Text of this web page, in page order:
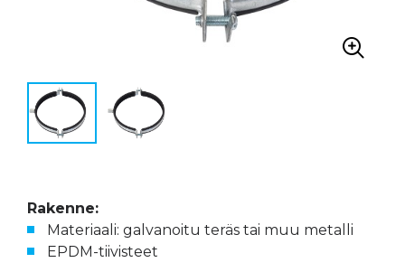
Rakenne:
Materiaali: galvanoitu teräs tai muu metalli
EPDM-tiivisteet